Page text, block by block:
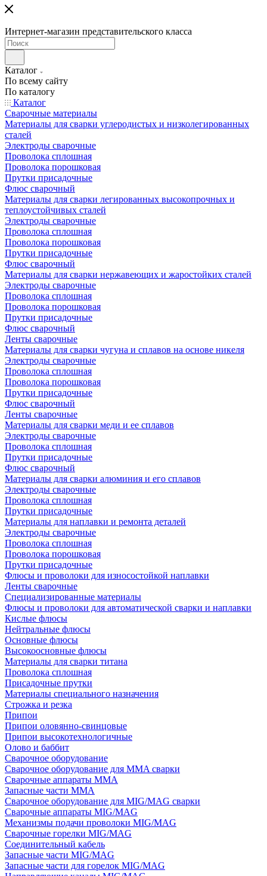
Интернет-магазин представительского класса
Каталог
По всему сайту
По каталогу
Каталог
Сварочные материалы
Материалы для сварки углеродистых и низколегированных
сталей
Электроды сварочные
Проволока сплошная
Проволока порошковая
Прутки присадочные
Флюс сварочный
Материалы для сварки легированных высокопрочных и
теплоустойчивых сталей
Электроды сварочные
Проволока сплошная
Проволока порошковая
Прутки присадочные
Флюс сварочный
Материалы для сварки нержавеющих и жаростойких сталей
Электроды сварочные
Проволока сплошная
Проволока порошковая
Прутки присадочные
Флюс сварочный
Ленты сварочные
Материалы для сварки чугуна и сплавов на основе никеля
Электроды сварочные
Проволока сплошная
Проволока порошковая
Прутки присадочные
Флюс сварочный
Ленты сварочные
Материалы для сварки меди и ее сплавов
Электроды сварочные
Проволока сплошная
Прутки присадочные
Флюс сварочный
Материалы для сварки алюминия и его сплавов
Электроды сварочные
Проволока сплошная
Прутки присадочные
Материалы для наплавки и ремонта деталей
Электроды сварочные
Проволока сплошная
Проволока порошковая
Прутки присадочные
Флюсы и проволоки для износостойкой наплавки
Ленты сварочные
Специализированные материалы
Флюсы и проволоки для автоматической сварки и наплавки
Кислые флюсы
Нейтральные флюсы
Основные флюсы
Высокоосновные флюсы
Материалы для сварки титана
Проволока сплошная
Присадочные прутки
Материалы специального назначения
Строжка и резка
Припои
Припои оловянно-свинцовые
Припои высокотехнологичные
Олово и баббит
Сварочное оборудование
Сварочное оборудование для MMA сварки
Сварочные аппараты MMA
Запасные части MMA
Сварочное оборудование для MIG/MAG сварки
Сварочные аппараты MIG/MAG
Механизмы подачи проволоки MIG/MAG
Сварочные горелки MIG/MAG
Соединительный кабель
Запасные части MIG/MAG
Запасные части для горелок MIG/MAG